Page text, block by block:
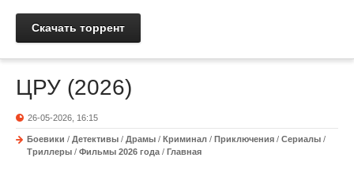
Скачать торрент
ЦРУ (2026)
26-05-2026, 16:15
Боевики / Детективы / Драмы / Криминал / Приключения / Сериалы /
Триллеры / Фильмы 2026 года / Главная